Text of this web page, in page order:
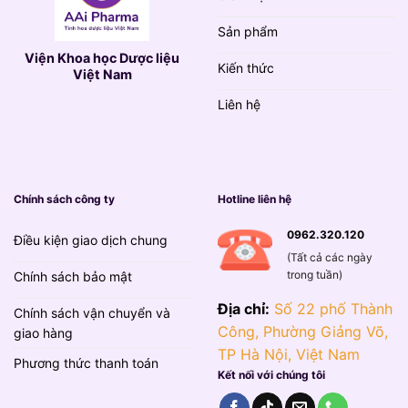
Viện Khoa học Dược liệu
Việt Nam
Sản phẩm
Kiến thức
Liên hệ
Chính sách công ty
Điều kiện giao dịch chung
Chính sách bảo mật
Chính sách vận chuyển và
giao hàng
Phương thức thanh toán
Hotline liên hệ
0962.320.120
(Tất cả các ngày
trong tuần)
Địa chỉ: Số 22 phố Thành
Công, Phường Giảng Võ,
TP Hà Nội, Việt Nam
Kết nối với chúng tôi